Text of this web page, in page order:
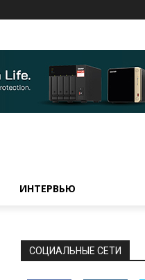
ИНТЕРВЬЮ
СОЦИАЛЬНЫЕ СЕТИ